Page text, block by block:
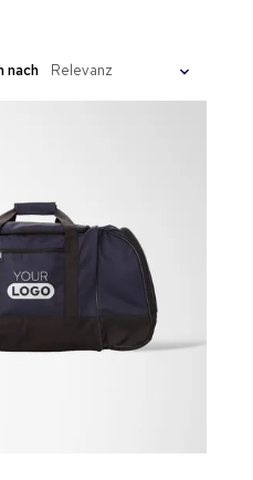
nach